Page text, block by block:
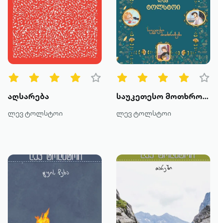
პოეზია
დოკუმენტური პროზა
კრიტიკა
მეტის ნახვა
აღსარება
ლევ ტოლსტოი
საუკეთესო მოთხრობები და ზღაპრები
ლევ ტოლსტოი